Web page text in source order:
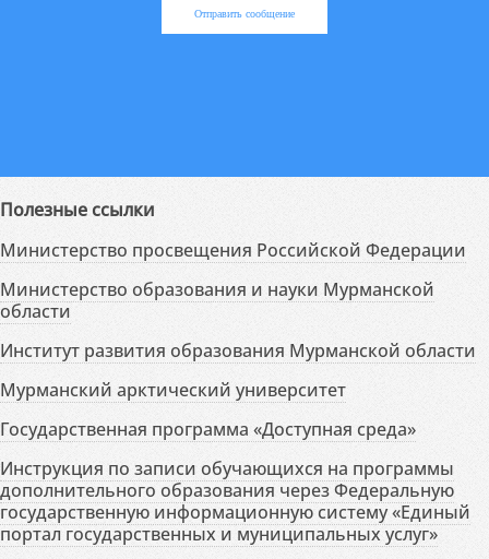
Отправить сообщение
Полезные ссылки
Министерство просвещения Российской Федерации
Министерство образования и науки Мурманской
области
Институт развития образования Мурманской области
Мурманский арктический университет
Государственная программа «Доступная среда»
Инструкция по записи обучающихся на программы
дополнительного образования через Федеральную
государственную информационную систему «Единый
портал государственных и муниципальных услуг»